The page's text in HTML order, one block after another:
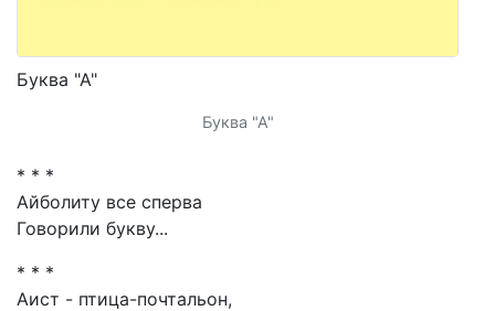
Буква "А"
Буква "А"
* * *
Айболиту все сперва
Говорили букву...
* * *
Аист - птица-почтальон,